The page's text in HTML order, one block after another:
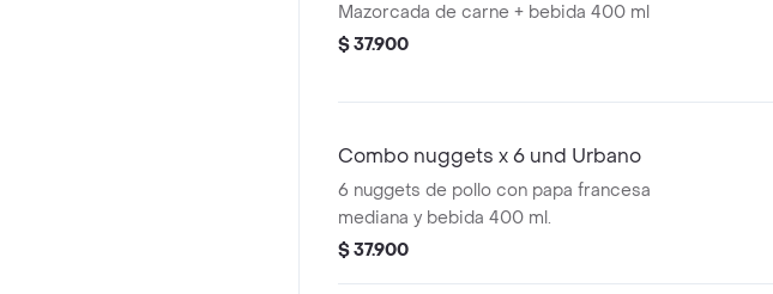
Mazorcada de carne + bebida 400 ml
$ 37.900
Combo nuggets x 6 und Urbano
6 nuggets de pollo con papa francesa
mediana y bebida 400 ml.
$ 37.900